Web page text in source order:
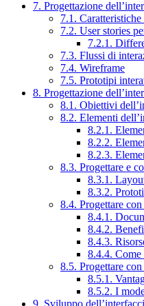
7. Progettazione
7.1.
7.2. User stories
7.2.1.
7.3. Flussi di
7.4. Wireframe
7.5. Prototipi
8. Progettazione
8.1. Obiettivi
8.2. Elementi
8.2.1.
8.2.2.
8.2.3.
8.3. Progettare e
8.3.1.
8.3.2.
8.4. Progettare
8.4.1.
8.4.2.
8.4.3.
8.4.4. Come
8.5. Progettare
8.5.1.
8.5.2. I
9. Sviluppo